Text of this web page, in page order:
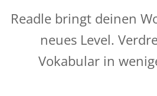
Readle bringt deinen
neues Level.
Vokabular in